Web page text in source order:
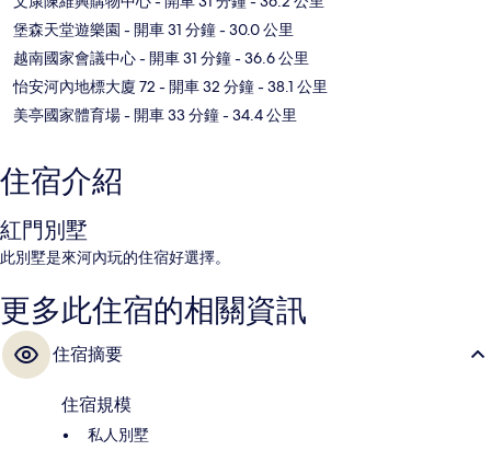
堡森天堂遊樂園 - 開車 31 分鐘- 30.0 公里
越南國家會議中心- 開車 31 分鐘- 36.6 公里
怡安河內地標大廈 72 - 開車 32 分鐘- 38.1 公里
美亭國家體育場- 開車 33 分鐘- 34.4 公里
住宿介紹
紅門別墅
此別墅是來河內玩的住宿好選擇。
更多此住宿的相關資訊
住宿摘要
住宿規模
私人別墅